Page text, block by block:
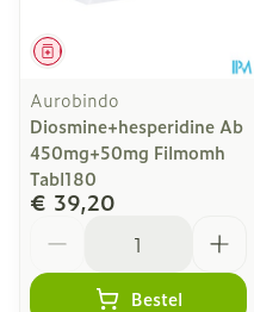
Geneesmiddel
Aurobindo
Diosmine+hesperidine Ab
450mg+50mg Filmomh
Tabl180
€ 39,20
Bestel